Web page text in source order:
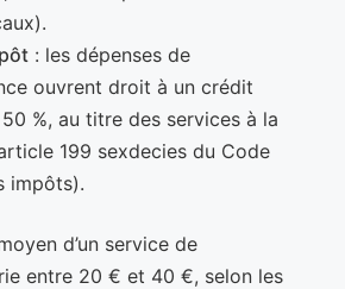
: les dépenses de
ouvrent droit à un crédit
%, au titre des services à la
199 sexdecies du Code
impôts).
d’un service de
entre 20 € et 40 €, selon les